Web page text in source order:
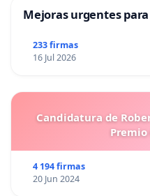
Mejoras urgentes
233 firmas
16 Jul 2026
Candidatura de
4 194 firmas
20 Jun 2024